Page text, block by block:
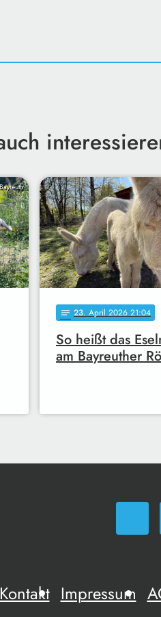
notes 23. April 2026 21:04
So heißt das
am Bayreuther
Kontakt Impressum